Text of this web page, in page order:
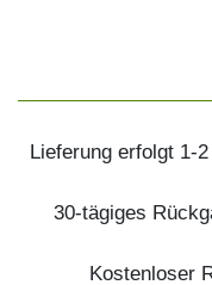
Lieferung erfolgt 1-
30-tägiges
Kostenloser